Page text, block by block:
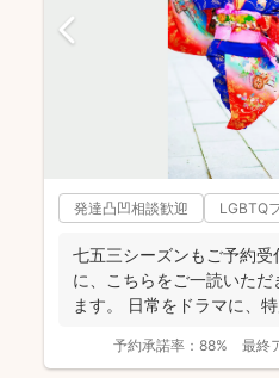
発達凸凹相談歓迎 LGBTQ
七五三シーズンもご予約
に、こちらをご一読いた
ます。 日常をドラマに、
予約承諾率： 88% 最終